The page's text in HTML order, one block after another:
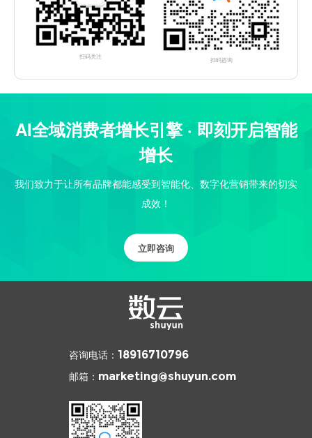
扫码关注 扫码咨询
AI全域消费者增长引擎 · 即刻开启智能
增长
我们致力于让所有品牌都能感受到智能化、数字化营销带来的切实
成效！
立即咨询
咨询电话： 18916710796
邮箱： marketing@shuyun.com